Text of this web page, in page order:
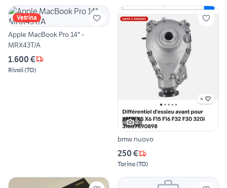
Vetrina
Apple MacBook Pro 14" -
MRX43T/A
1.600 €
Rivoli(TO)
2
bmw nuovo
250 €
Torino(TO)